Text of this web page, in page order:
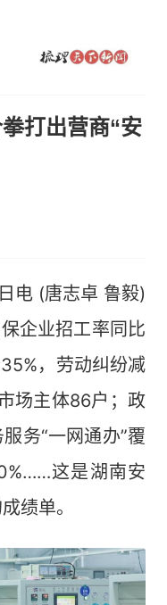
打出营商“安
(唐志卓 鲁毅)
企业招工率同比
，劳动纠纷减
场主体86户；政
务“一网通办”覆
这是湖南安
绩单。